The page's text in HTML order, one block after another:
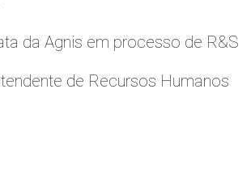
da Agnis em processo de R&S
de Recursos Humanos